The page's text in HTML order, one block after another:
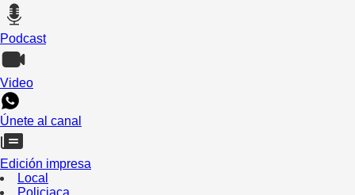
Podcast
Video
Únete al canal
Edición impresa
Local
Policiaca